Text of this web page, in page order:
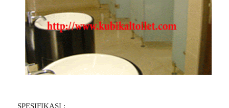
SPESIFIKASI :